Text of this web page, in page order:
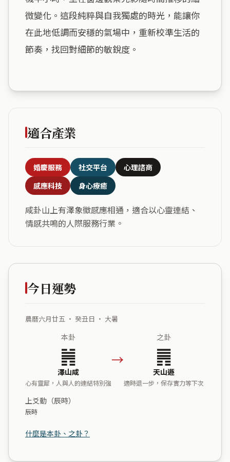
微變化。這段純粹與自我獨處的時光，能讓你
在此地低調而安穩的氣場中，重新校準生活的
節奏，找回對細節的敏銳度。
適合產業
婚慶服務 社交平台
心理諮商
感應科技
身心療癒
咸卦山上有澤象徵感應相通，適合以心靈連結、
情感共鳴的人際服務行業。
今日運勢
農曆六月廿五 ・ 癸丑日 ・ 大暑
本卦
䷞
澤山咸
心有靈犀，人與人的連結特別強
→
之卦
䷠
天山遯
適時退一步，保存實力等下次
上爻動（辰時）
辰時
什麼是本卦、之卦？